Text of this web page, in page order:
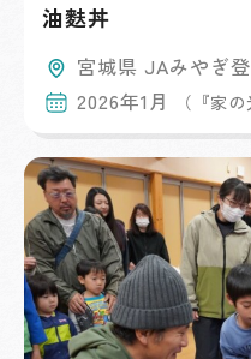
油麩丼
宮城県 JAみやぎ
2026年1月
（『家